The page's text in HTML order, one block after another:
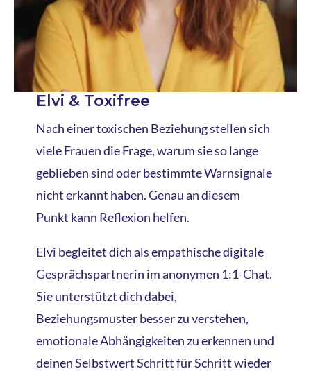
Elvi & Toxifree
Nach einer toxischen Beziehung stellen sich
viele Frauen die Frage, warum sie so lange
geblieben sind oder bestimmte Warnsignale
nicht erkannt haben. Genau an diesem
Punkt kann Reflexion helfen.
Elvi begleitet dich als empathische digitale
Gesprächspartnerin im anonymen 1:1-Chat.
Sie unterstützt dich dabei,
Beziehungsmuster besser zu verstehen,
emotionale Abhängigkeiten zu erkennen und
deinen Selbstwert Schritt für Schritt wieder